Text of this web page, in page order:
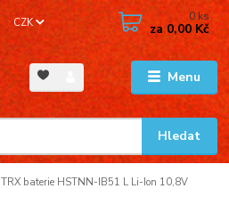
Menu
CZK
Hledat
0ks
za0,00 Kč
TRX baterie HSTNN-IB51 L Li-Ion 10,8V